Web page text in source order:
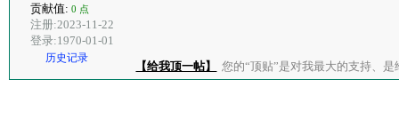
贡献值: 0 点
注册:2023-11-22
登录:1970-01-01
历史记录
【给我顶一帖】 您的“顶贴”是对我最大的支持、